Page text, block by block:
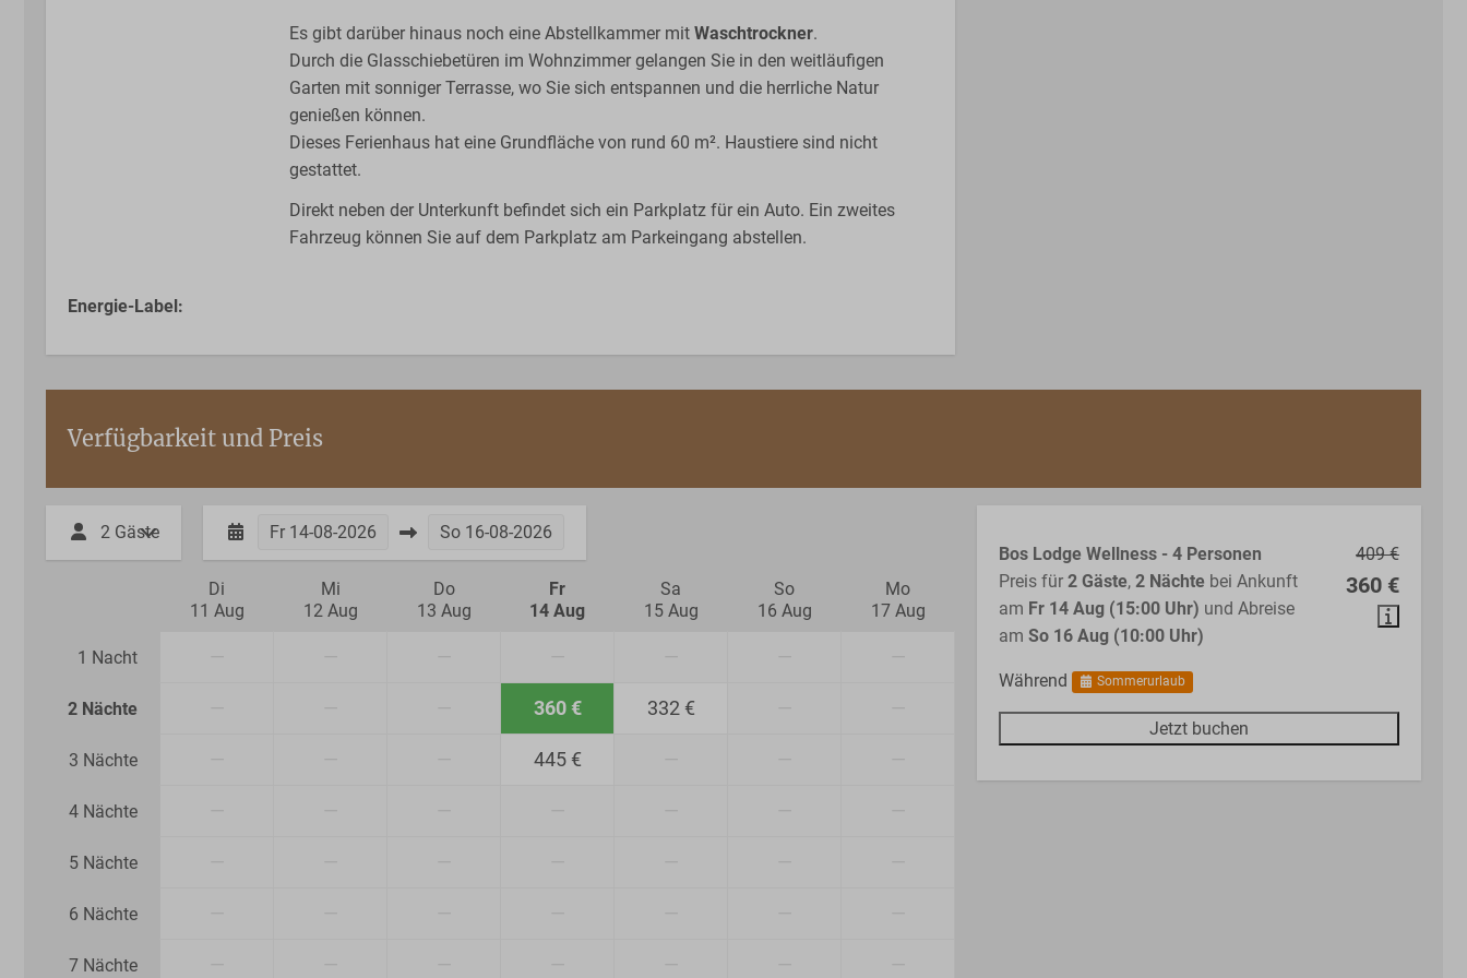
Es gibt darüber hinaus noch eine Abstellkammer mitWaschtrockner.
Durch die Glasschiebetüren im Wohnzimmer gelangen Sie in den weitläufigen
Garten mit sonniger Terrasse, wo Sie sich entspannen und die herrliche Natur
genießen können.
Dieses Ferienhaus hat eine Grundfläche von rund 60 m². Haustiere sind nicht
gestattet.
Direkt neben der Unterkunft befindet sich ein Parkplatz für ein Auto. Ein zweites
Fahrzeug können Sie auf dem Parkplatz am Parkeingang abstellen.
Energie-Label:
Verfügbarkeit und Preis
2 Gäste Fr 14-08-2026 So 16-08-2026
Di
11 Aug
Mi
12 Aug
Do
13 Aug
Fr
14 Aug
Sa
15 Aug
So
16 Aug
Mo
17 Aug
1 Nacht
2 Nächte 360 € 332 €
3 Nächte 445 €
4 Nächte
5 Nächte
6 Nächte
7 Nächte
409 €
360 €
Bos Lodge Wellness - 4 Personen
Preis für2 Gäste,2 Nächte bei Ankunft
am Fr 14 Aug (15:00 Uhr) und Abreise
amSo 16 Aug (10:00 Uhr)
Während Sommerurlaub
Jetzt buchen